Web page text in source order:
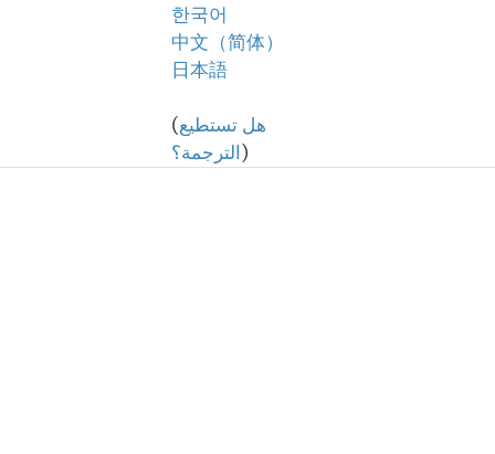
한국어
中文（简体）
日本語
(هل تستطيع
الترجمة؟)